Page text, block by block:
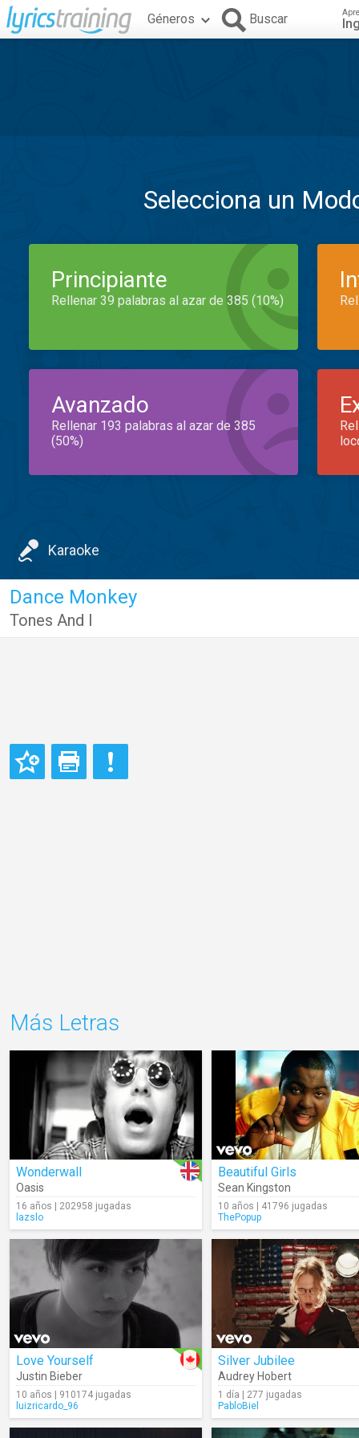
Géneros Buscar
Selecciona un
Principiante
Rellenar 39 palabras al azar de 385 (10%)
Avanzado
Rellenar 193 palabras al azar de 385
(50%)
Karaoke
Dance Monkey
Tones And I
Más Letras
Wonderwall
Oasis
16 años | 202958 jugadas
lazslo
Beautiful Girls
Sean Kingston
10 años | 41796 jugadas
ThePopup
Love Yourself
Justin Bieber
10 años | 910174 jugadas
luizricardo_96
Silver Jubilee
Audrey Hobert
1 día | 277 jugadas
PabloBiel